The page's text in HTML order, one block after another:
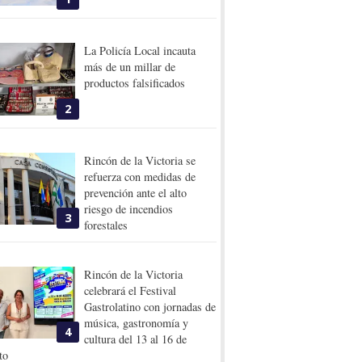
2
La Policía Local incauta
más de un millar de
productos falsificados
3
Rincón de la Victoria se
refuerza con medidas de
prevención ante el alto
riesgo de incendios
forestales
4
Rincón de la Victoria
celebrará el Festival
Gastrolatino con jornadas de
música, gastronomía y
cultura del 13 al 16 de